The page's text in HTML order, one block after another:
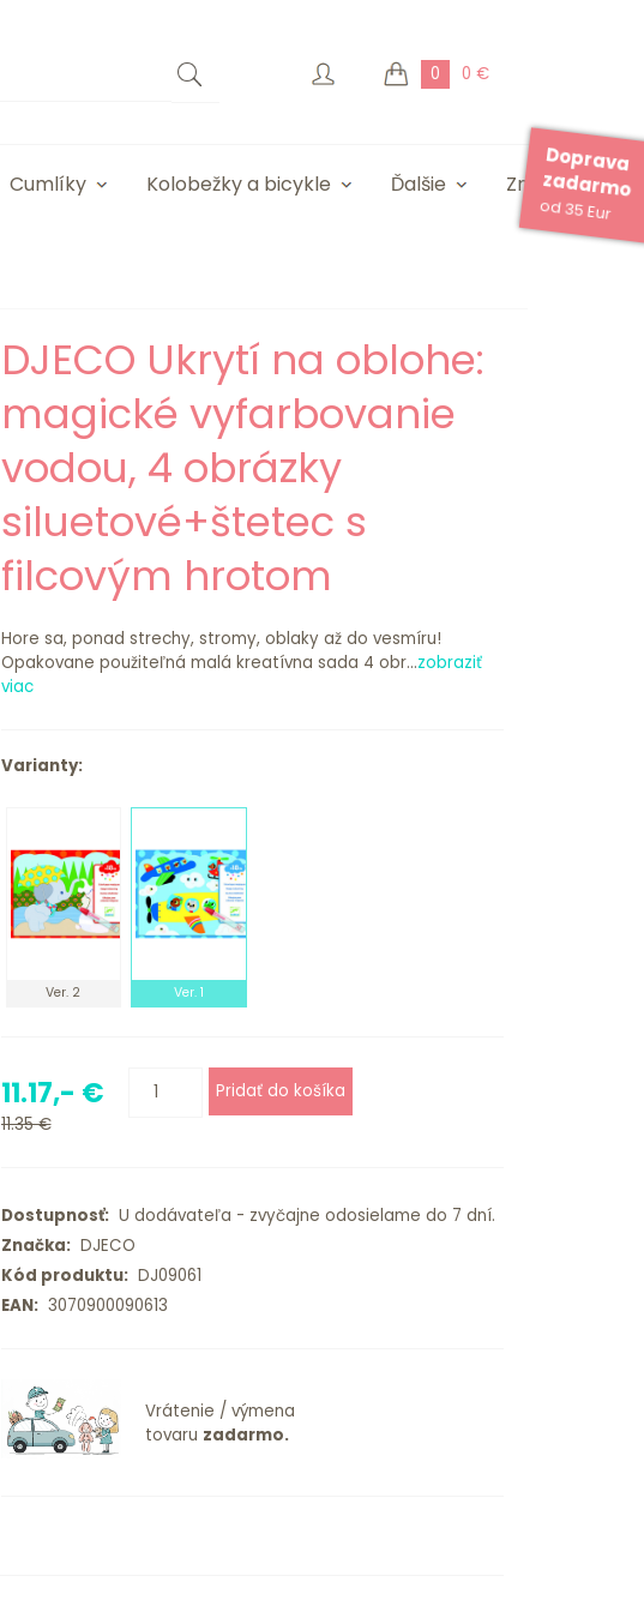
0 0 €
Doprava
zadarmo
od 35 Eur
Cumlíky Kolobežky a bicykle Ďalšie Značky
DJECO Ukrytí na oblohe:
magické vyfarbovanie
vodou, 4 obrázky
siluetové+štetec s
filcovým hrotom
Hore sa, ponad strechy, stromy, oblaky až do vesmíru!
Opakovane použiteľná malá kreatívna sada 4 obr...zobraziť
viac
Varianty:
Ver. 2 Ver. 1
11.17,- €
11.35 €
Dostupnosť:U dodávateľa - zvyčajne odosielame do 7 dní.
Značka:DJECO
Kód produktu:DJ09061
EAN:3070900090613
Vrátenie / výmena
tovaru zadarmo.